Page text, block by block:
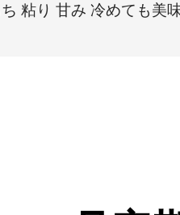
粘り 甘み 冷めても美